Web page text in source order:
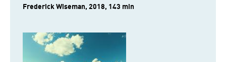
Frederick Wiseman, 2018, 143 min